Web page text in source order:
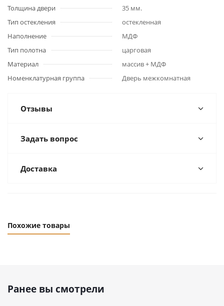
Толщина двери
35 мм.
Тип остекления
остекленная
Наполнение
МДФ
Тип полотна
царговая
Материал
массив + МДФ
Номенклатурная группа
Дверь межкомнатная
Отзывы
Задать вопрос
Доставка
Похожие товары
Ранее вы смотрели